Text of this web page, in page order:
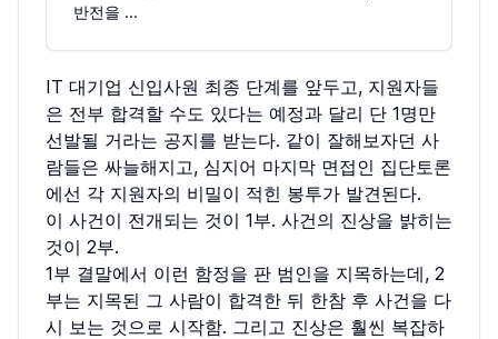
반전을 ...
IT 대기업 신입사원 최종 단계를 앞두고, 지원자들
은 전부 합격할 수도 있다는 예정과 달리 단 1명만
선발될 거라는 공지를 받는다. 같이 잘해보자던 사
람들은 싸늘해지고, 심지어 마지막 면접인 집단토론
에선 각 지원자의 비밀이 적힌 봉투가 발견된다.
이 사건이 전개되는 것이 1부. 사건의 진상을 밝히는
것이 2부.
1부 결말에서 이런 함정을 판 범인을 지목하는데, 2
부는 지목된 그 사람이 합격한 뒤 한참 후 사건을 다
시 보는 것으로 시작함. 그리고 진상은 훨씬 복잡하